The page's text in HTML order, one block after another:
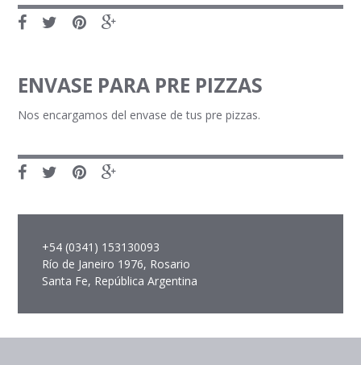
ENVASE PARA PRE PIZZAS
Nos encargamos del envase de tus pre pizzas.
+54 (0341) 153130093
Río de Janeiro 1976, Rosario
Santa Fe, República Argentina